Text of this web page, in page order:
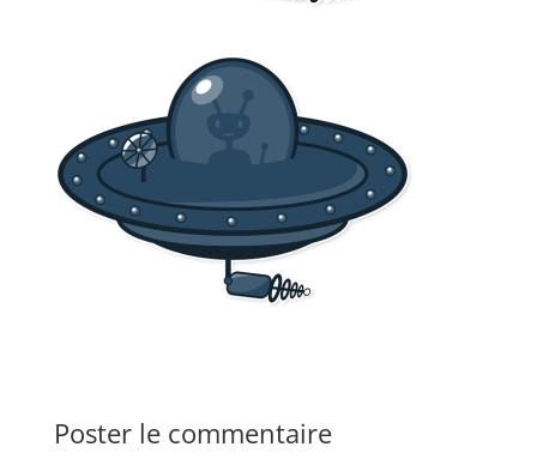
Poster le commentaire